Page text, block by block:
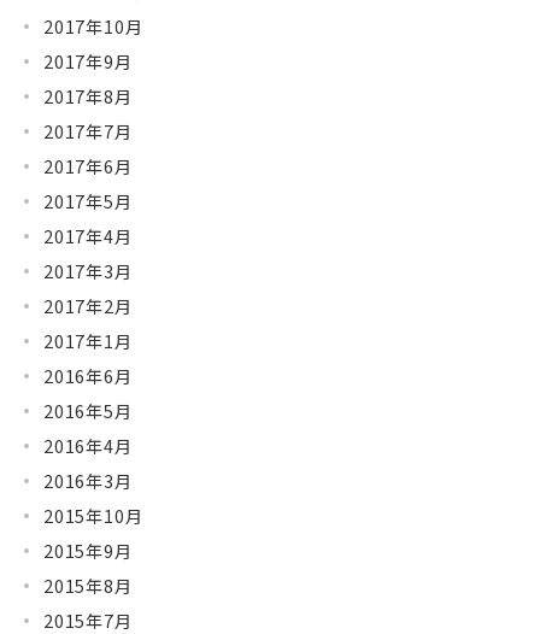
2017年10月
2017年9月
2017年8月
2017年7月
2017年6月
2017年5月
2017年4月
2017年3月
2017年2月
2017年1月
2016年6月
2016年5月
2016年4月
2016年3月
2015年10月
2015年9月
2015年8月
2015年7月